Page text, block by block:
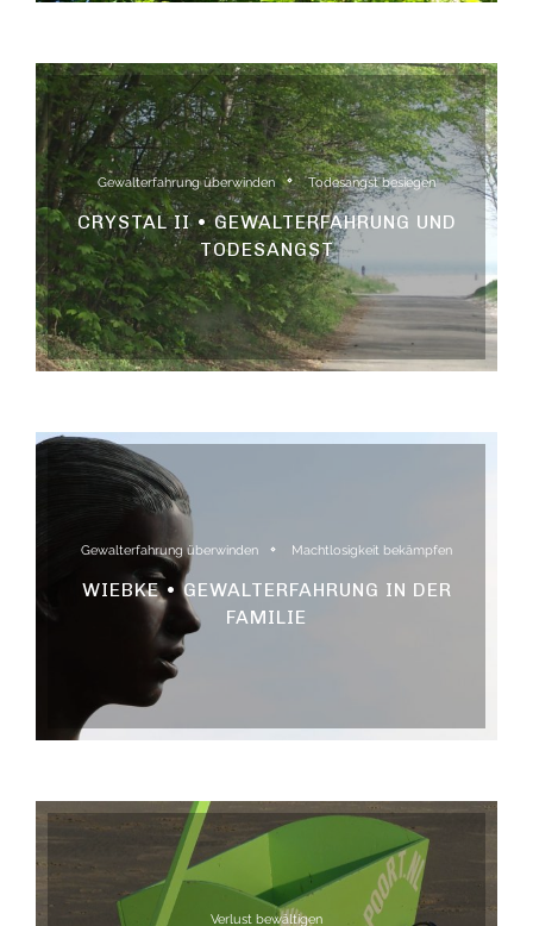
Gewalterfahrung überwinden Todesangst besiegen
CRYSTAL II • GEWALTERFAHRUNG UND
TODESANGST
Gewalterfahrung überwinden Machtlosigkeit bekämpfen
WIEBKE • GEWALTERFAHRUNG IN DER
FAMILIE
Verlust bewältigen